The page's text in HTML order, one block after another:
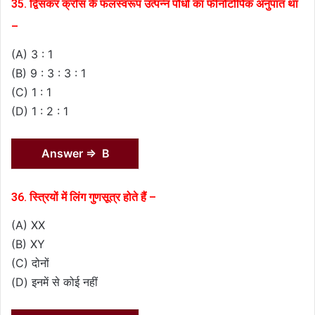
35. द्विसंकर क्रॉस के फलस्वरूप उत्पन्न पौधों का फीनोटोपिक अनुपात था
–
(A) 3 : 1
(B) 9 : 3 : 3 : 1
(C) 1 : 1
(D) 1 : 2 : 1
Answer ⇒ B
36. स्त्रियों में लिंग गुणसूत्र होते हैं –
(A) XX
(B) XY
(C) दोनों
(D) इनमें से कोई नहीं